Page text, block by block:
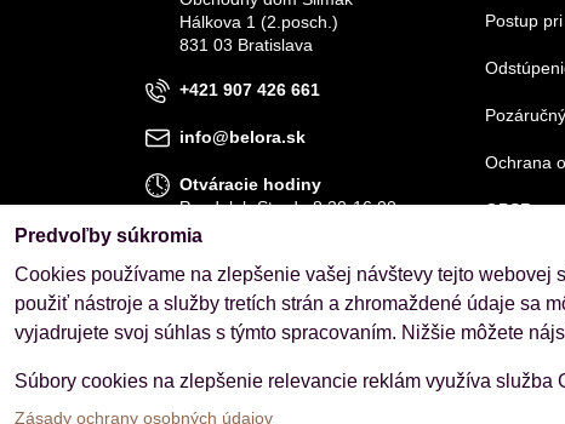
Hálkova 1 (2.posch.)
831 03 Bratislava
+421 907 426 661
info@belora.sk
Otváracie hodiny
Pondelok-Streda 8.30-16.00
Štvrtok-Piatok 8.30-15.00
OBJEDNÁVKY
Stav objednávky
Postup
Ochrana
GPSR
Predvoľby súkromia
Cookies používame na zlepšenie vašej návštevy tejto
použiť nástroje a služby tretích strán a zhromaždené údaje sa
vyjadrujete svoj súhlas s týmto spracovaním. Nižšie môžete
Súbory cookies na zlepšenie relevancie reklám využíva služba
Zásady ochrany osobných údajov